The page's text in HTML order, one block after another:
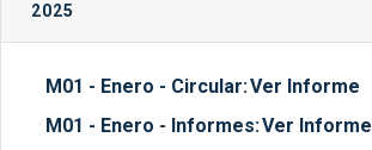
2025
M01 - Enero - Circular:Ver Informe
M01 - Enero - Informes:Ver Informe